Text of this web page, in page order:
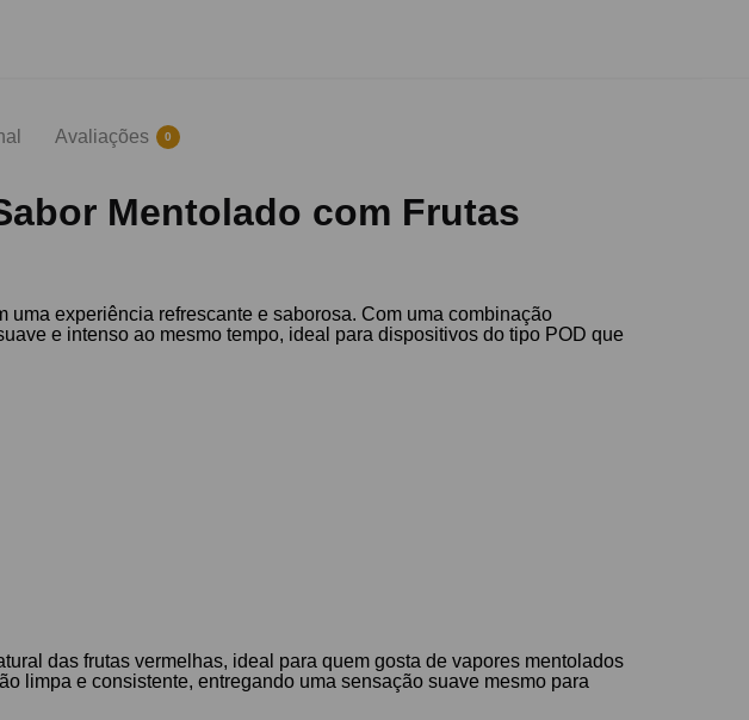
Avaliações 0
Mentolado com Frutas
experiência refrescante e saborosa. Com uma combinação
e intenso ao mesmo tempo, ideal para dispositivos do tipo POD que
das frutas vermelhas, ideal para quem gosta de vapores mentolados
limpa e consistente, entregando uma sensação suave mesmo para